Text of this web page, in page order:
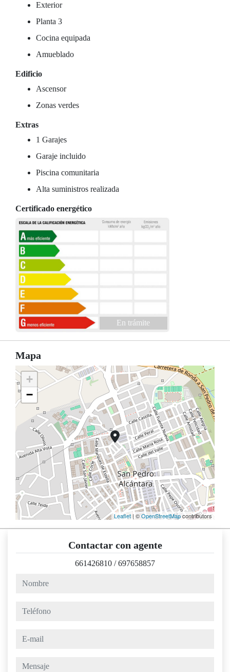
Exterior
Planta 3
Cocina equipada
Amueblado
Edificio
Ascensor
Zonas verdes
Extras
1 Garajes
Garaje incluido
Piscina comunitaria
Alta suministros realizada
Certificado energético
En trámite
Mapa
+
−
Leaflet| ©OpenStreetMapcontributors
Contactar con agente
661426810 /697658857
nombre
teléfono
e-mail
mensaje